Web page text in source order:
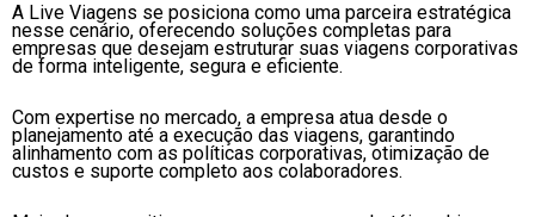
A Live Viagens se posiciona como uma parceira estratégica
nesse cenário, oferecendo soluções completas para
empresas que desejam estruturar suas viagens corporativas
de forma inteligente, segura e eficiente.
Com expertise no mercado, a empresa atua desde o
planejamento até a execução das viagens, garantindo
alinhamento com as políticas corporativas, otimização de
custos e suporte completo aos colaboradores.